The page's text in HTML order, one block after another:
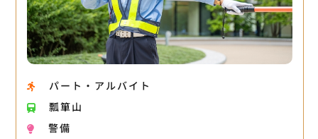
パート・アルバイト
瓢箪山
警備